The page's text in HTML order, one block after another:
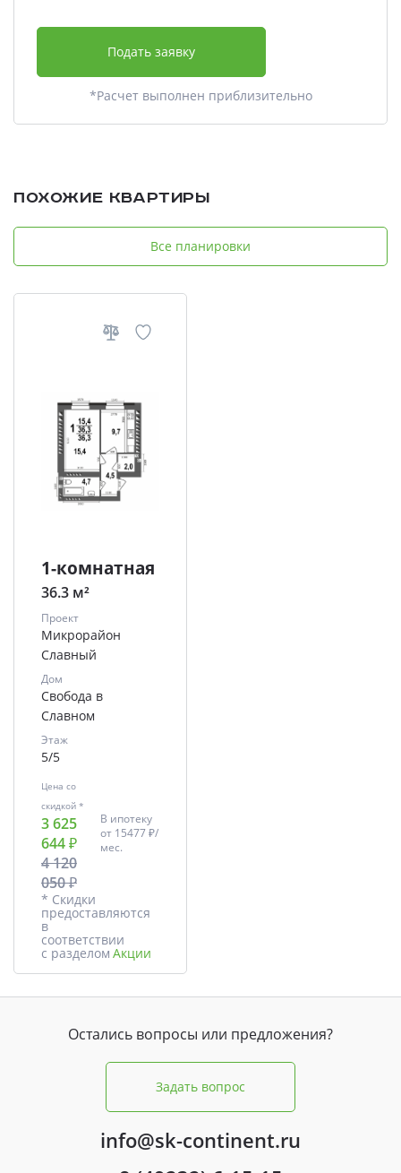
Подать заявку
*Расчет выполнен приблизительно
Похожие квартиры
Все планировки
1-комнатная
36.3 м²
Проект
Микрорайон
Славный
Дом
Свобода в
Славном
Этаж
5/5
Цена со
скидкой *
3 625
644 ₽
4 120
050 ₽
В ипотеку
от 15477 ₽/
мес.
* Скидки
предоставляются
в
соответствии
с разделом Акции
Остались вопросы или предложения?
Задать вопрос
info@sk-continent.ru